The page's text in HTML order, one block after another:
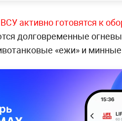
ВСУ активно готовятся к
долговременные
«ежи» и